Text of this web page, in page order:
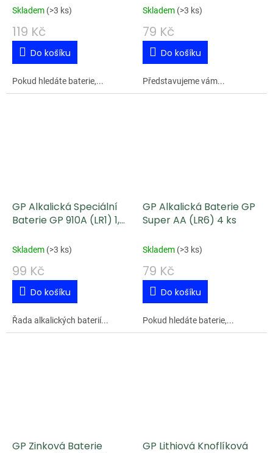
Skladem (>3 ks)
119 Kč
Do košíku
Pokud hledáte baterie,...
Skladem (>3 ks)
79 Kč
Do košíku
Představujeme vám...
GP Alkalická Speciální
Baterie GP 910A (LR1) 1,5
Skladem (>3 ks)
99 Kč
Do košíku
Řada alkalických baterií...
GP Alkalická Baterie GP
Super AA (LR6) 4 ks
Skladem (>3 ks)
79 Kč
Do košíku
Pokud hledáte baterie,...
GP Zinková Baterie
GP Lithiová Knoflíková